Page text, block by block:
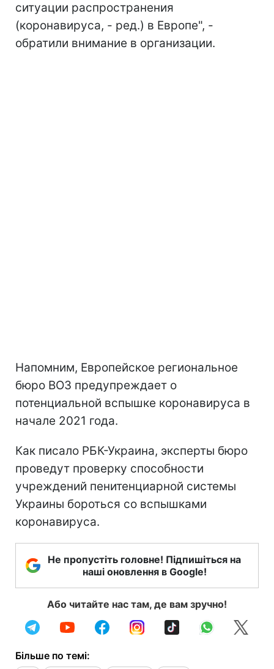
ситуации распространения
(коронавируса, - ред.) в Европе", -
обратили внимание в организации.
Напомним, Европейское региональное
бюро ВОЗ предупреждает о
потенциальной вспышке коронавируса в
начале 2021 года.
Как писало РБК-Украина, эксперты бюро
проведут проверку способности
учреждений пенитенциарной системы
Украины бороться со вспышками
коронавируса.
Не пропустіть головне! Підпишіться на
наші оновлення в Google!
Або читайте нас там, де вам зручно!
Більше по темі: